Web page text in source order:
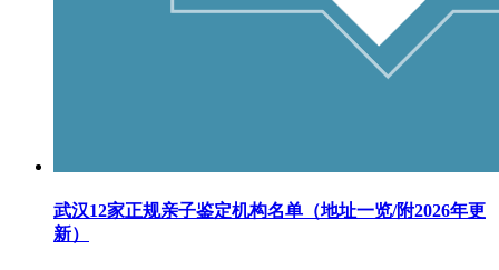
武汉12家正规亲子鉴定机构名单（地址一览/附2026年更
新）